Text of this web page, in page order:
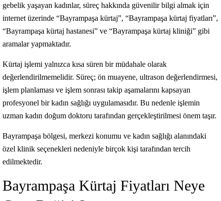
gebelik yaşayan kadınlar, süreç hakkında güvenilir bilgi almak için
internet üzerinde “Bayrampaşa kürtaj”, “Bayrampaşa kürtaj fiyatları”,
“Bayrampaşa kürtaj hastanesi” ve “Bayrampaşa kürtaj kliniği” gibi
aramalar yapmaktadır.
Kürtaj işlemi yalnızca kısa süren bir müdahale olarak
değerlendirilmemelidir. Süreç; ön muayene, ultrason değerlendirmesi,
işlem planlaması ve işlem sonrası takip aşamalarını kapsayan
profesyonel bir kadın sağlığı uygulamasıdır. Bu nedenle işlemin
uzman kadın doğum doktoru tarafından gerçekleştirilmesi önem taşır.
Bayrampaşa bölgesi, merkezi konumu ve kadın sağlığı alanındaki
özel klinik seçenekleri nedeniyle birçok kişi tarafından tercih
edilmektedir.
Bayrampaşa Kürtaj Fiyatları Neye